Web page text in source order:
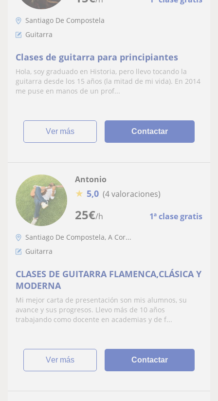
Santiago De Compostela
Guitarra
Clases de guitarra para principiantes
Hola, soy graduado en Historia, pero llevo tocando la
guitarra desde los 15 años (la mitad de mi vida). En 2014
me puse en manos de un prof...
ver más Contactar
25€/h 1ª clase gratis
Antonio
★ 5,0 (4 valoraciones)
Santiago De Compostela, A Cor...
Guitarra
CLASES DE GUITARRA FLAMENCA,CLÁSICA Y
MODERNA
Mi mejor carta de presentación son mis alumnos, su
avance y sus progresos. Llevo más de 10 años
trabajando como docente en academias y de f...
ver más Contactar